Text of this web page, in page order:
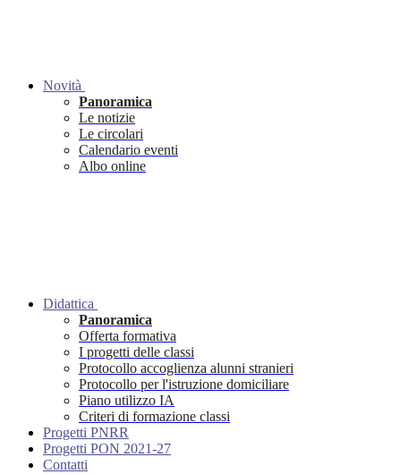
Novità
Panoramica
Le notizie
Le circolari
Calendario eventi
Albo online
Didattica
Panoramica
Offerta formativa
I progetti delle classi
Protocollo accoglienza alunni stranieri
Protocollo per l'istruzione domiciliare
Piano utilizzo IA
Criteri di formazione classi
Progetti PNRR
Progetti PON 2021-27
Contatti